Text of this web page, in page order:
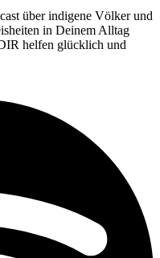
über indigene Völker und
in Deinem Alltag
helfen glücklich und